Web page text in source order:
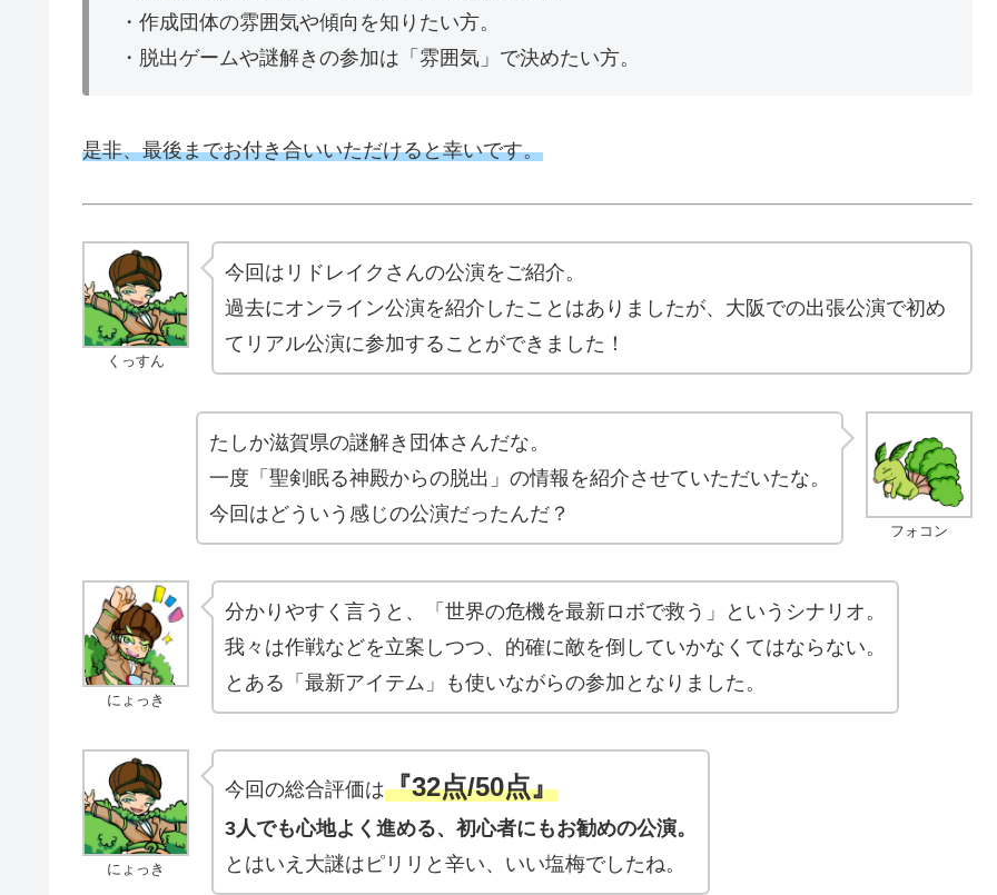
・作成団体の雰囲気や傾向を知りたい方。
・脱出ゲームや謎解きの参加は「雰囲気」で決めたい方。
是非、最後までお付き合いいただけると幸いです。
くっすん
今回はリドレイクさんの公演をご紹介。
過去にオンライン公演を紹介したことはありましたが、大阪での出張公演で初め
てリアル公演に参加することができました！
フォコン
たしか滋賀県の謎解き団体さんだな。
一度「聖剣眠る神殿からの脱出」の情報を紹介させていただいたな。
今回はどういう感じの公演だったんだ？
にょっき
分かりやすく言うと、「世界の危機を最新ロボで救う」というシナリオ。
我々は作戦などを立案しつつ、的確に敵を倒していかなくてはならない。
とある「最新アイテム」も使いながらの参加となりました。
にょっき
今回の総合評価は『32点/50点』
3人でも心地よく進める、初心者にもお勧めの公演。
とはいえ大謎はピリリと辛い、いい塩梅でしたね。